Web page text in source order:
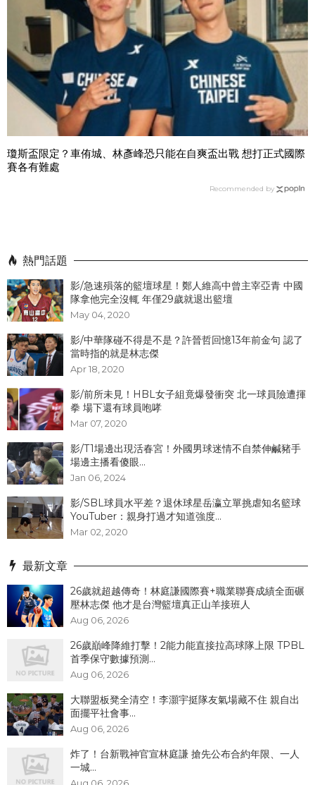
瓊斯盃限定？車侑城、林彥峰恐只能在自爽盃出戰 想打正式國際
賽各有難處
Recommended by
熱門話題
影/急速殞落的籃壇球星！鄭人維高中曾主宰亞青 中國
隊拿他完全沒輒 年僅29歲就退出籃壇
May 04, 2020
影/中華隊碰不得是不是？許晉哲回憶13年前金句 認了
當時指的就是林志傑
Apr 18, 2020
影/前所未見！HBL女子組竟爆發衝突 北一球員險遭揮
拳 場下還有球員咆哮
Mar 07, 2020
影/T1場邊出現活春宮！外國男球迷情不自禁伸鹹豬手
場邊主播看傻眼...
Jan 06, 2024
影/SBL球員水平差？退休球星岳瀛立單挑虐知名籃球
YouTuber：親身打過才知道強度...
Mar 02, 2020
最新文章
26歲就超越傳奇！林庭謙國際賽+職業聯賽成績全面碾
壓林志傑 他才是台灣籃壇真正山羊接班人
Aug 06, 2026
26歲巔峰降維打擊！2能力能直接拉高球隊上限 TPBL
首季保守數據預測...
Aug 06, 2026
大聯盟板凳全清空！李灝宇挺隊友氣場藏不住 親自出
面擺平社會事...
Aug 06, 2026
炸了！台新戰神官宣林庭謙 搶先公布合約年限、一人
一城...
Aug 06, 2026